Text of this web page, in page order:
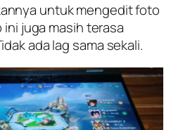
untuk mengedit foto
juga masih terasa
ada lag sama sekali.